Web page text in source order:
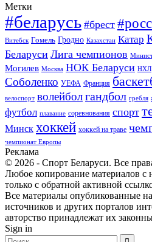
Метки
#беларусь #брест
Витебск Гомель Гродно Казахстан Катар
Беларуси Лига чемпионов
Могилев Москва НОК Беларуси НХЛ
Соболенко УЕФА Франция
велоспорт волейболгандбол гребля
футбол плавание соревнования спорт
Минск хоккей хоккей на траве
чемпионат Европы
Реклама
© 2026 - Спорт Беларуси. Все
Любое копирование материалов с
только с обратной активной
Все материалы опубликованные
источников и других порталов
авторство принадлежат их
Sign in